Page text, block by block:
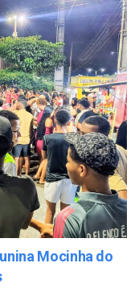
Mocinha do